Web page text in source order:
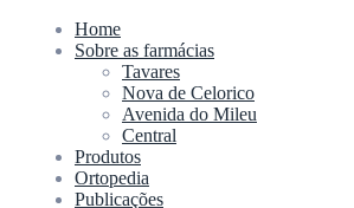
Home
Sobre as farmácias
Tavares
Nova de Celorico
Avenida do Mileu
Central
Produtos
Ortopedia
Publicações